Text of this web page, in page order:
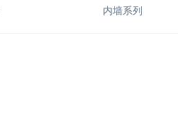
内墙系列